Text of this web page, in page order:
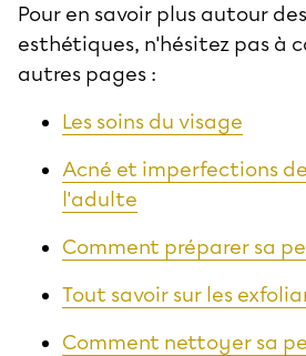
Pour en savoir plus autour
esthétiques, n'hésitez pas à
autres pages :
Les soins du visage
Acné et imperfections
l'adulte
Comment préparer sa
Tout savoir sur les
Comment nettoyer sa